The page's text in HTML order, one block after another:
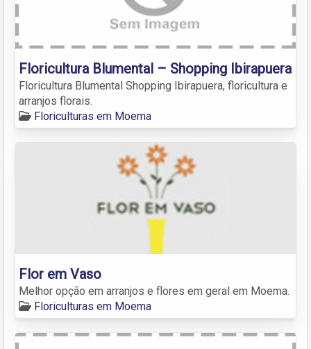
Floricultura Blumental – Shopping Ibirapuera
Floricultura Blumental Shopping Ibirapuera, floricultura e
arranjos florais.
Floriculturas em Moema
Flor em Vaso
Melhor opção em arranjos e flores em geral em Moema.
Floriculturas em Moema